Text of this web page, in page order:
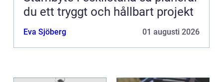
du ett tryggt och hållbart projekt
Eva Sjöberg 01 augusti 2026